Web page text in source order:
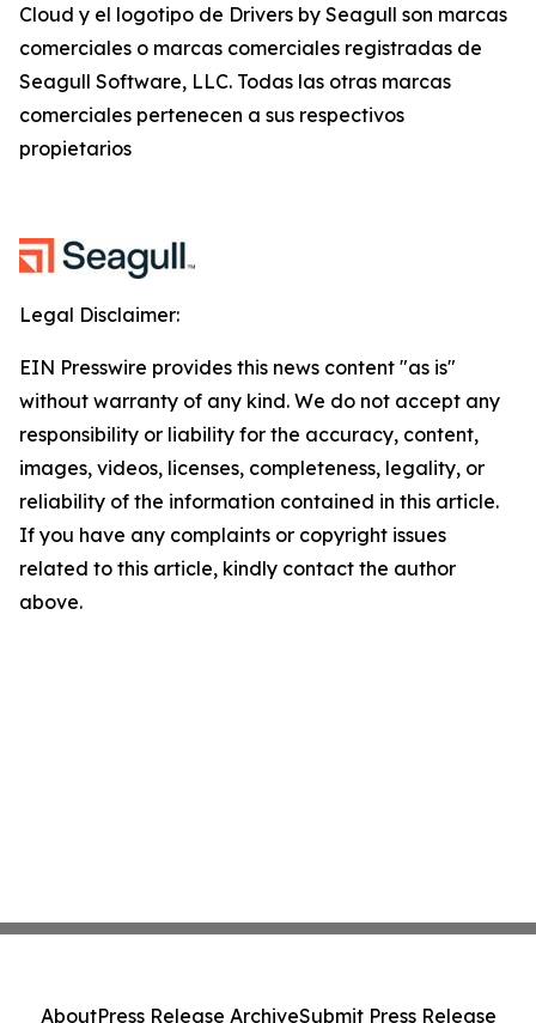
Cloud y el logotipo de Drivers by Seagull son marcas
comerciales o marcas comerciales registradas de
Seagull Software, LLC. Todas las otras marcas
comerciales pertenecen a sus respectivos
propietarios
Legal Disclaimer:
EIN Presswire provides this news content "as is"
without warranty of any kind. We do not accept any
responsibility or liability for the accuracy, content,
images, videos, licenses, completeness, legality, or
reliability of the information contained in this article.
If you have any complaints or copyright issues
related to this article, kindly contact the author
above.
AboutPress Release ArchiveSubmit Press Release